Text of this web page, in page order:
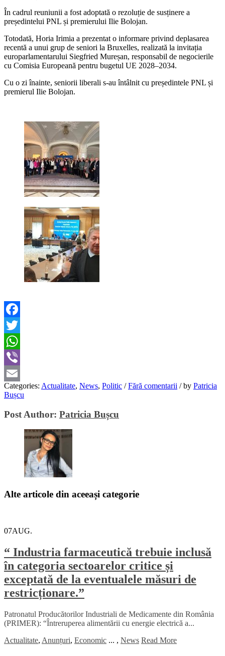
În cadrul reuniunii a fost adoptată o rezoluție de susținere a
președintelui PNL și premierului Ilie Bolojan.
Totodată, Horia Irimia a prezentat o informare privind deplasarea
recentă a unui grup de seniori la Bruxelles, realizată la invitația
europarlamentarului Siegfried Mureșan, responsabil de negocierile
cu Comisia Europeană pentru bugetul UE 2028–2034.
Cu o zi înainte, seniorii liberali s-au întâlnit cu președintele PNL și
premierul Ilie Bolojan.
Facebook
Twitter
WhatsApp
Viber
Email
Categories: Actualitate, News, Politic / Fără comentarii /by Patricia
Bușcu
Post Author: Patricia Bușcu
Alte articole din aceeași categorie
07AUG.
“ Industria farmaceutică trebuie inclusă
în categoria sectoarelor critice și
exceptată de la eventualele măsuri de
restricționare.”
Patronatul Producătorilor Industriali de Medicamente din România
(PRIMER): “Întreruperea alimentării cu energie electrică a...
Actualitate, Anunțuri, Economic ... , News Read More